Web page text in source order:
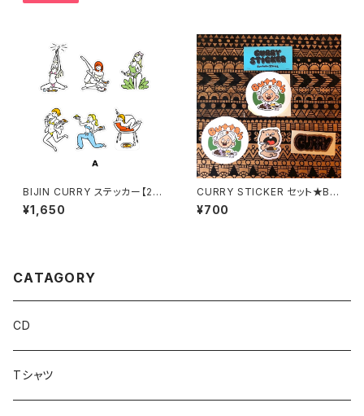
BIJIN CURRY ステッカー【202
6年度版】6枚入り■2種■
¥1,650
CURRY STICKER セット★But
tah×鈴木裕之★
¥700
CATAGORY
CD
Tシャツ